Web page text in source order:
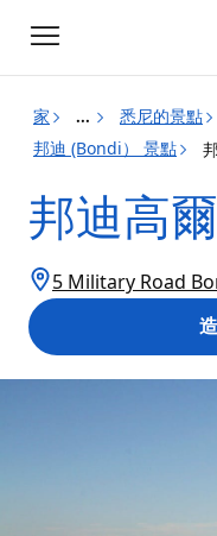
Toggle
navigation
家 ... 悉尼的景點
邦迪 (Bondi） 景點
邦迪高
5 Military Road